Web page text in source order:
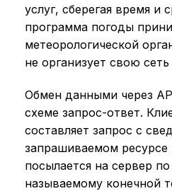
услуг, сберегая время и
программа погоды
метеорологической
не организует свою
Обмен данными через
схеме запрос-ответ.
составляет запрос с
запрашиваемом ресурсе
посылается на сервер
называемому конечной